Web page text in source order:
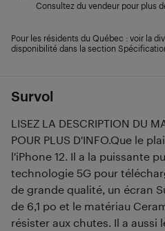
Survol
LISEZ LA DESCRIPTION DU
POUR PLUS D'INFO.Que le
l'iPhone 12. Il a la puissante
technologie 5G pour
de grande qualité, un écran
de 6,1 po et le matériau
résister aux chutes. Il a aussi
Consultez du vendeur pour plus
Pour les résidents du Québec : voir la
disponibilité dans la section